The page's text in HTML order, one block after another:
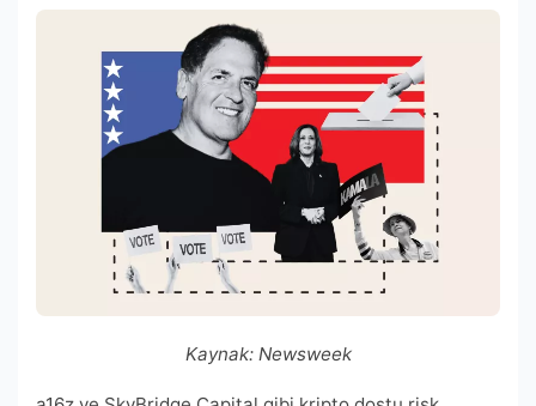
Kaynak: Newsweek